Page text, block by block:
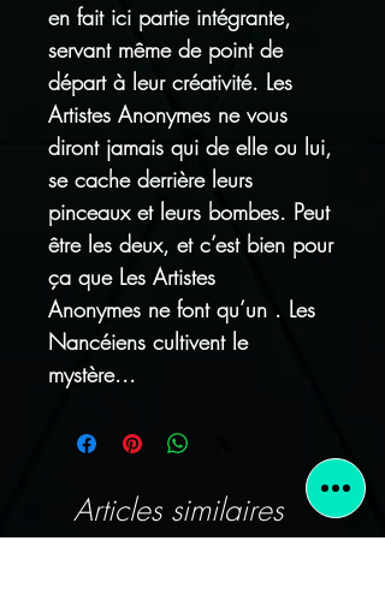
en fait ici partie intégrante,
servant même de point de
départ à leur créativité. Les
Artistes Anonymes ne vous
diront jamais qui de elle ou lui,
se cache derrière leurs
pinceaux et leurs bombes. Peut
être les deux, et c’est bien pour
ça que Les Artistes
Anonymes ne font qu’un . Les
Nancéiens cultivent le
mystère...
Articles similaires